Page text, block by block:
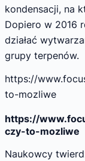
kondensacji, na
Dopiero w 2016
działać
grupy terpenów.
https://
to-mozliwe
https://
czy-to-mozliwe
Naukowcy